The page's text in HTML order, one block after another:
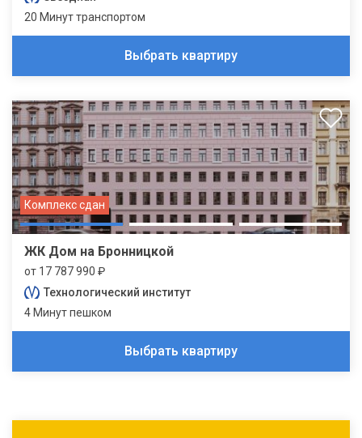
20 Минут транспортом
Выбрать квартиру
Комплекс сдан
ЖК Дом на Бронницкой
от 17 787 990 ₽
Технологический институт
4 Минут пешком
Выбрать квартиру